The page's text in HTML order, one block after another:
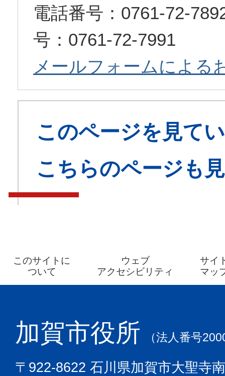
電話番号：0761-72-
号：0761-72-7991
メールフォームによる
このページを見て
こちらのページも
このサイトに
ついて
ウェブ
アクセシビリティ
サイ
マッ
加賀市役所 （法人番号
〒922-8622 石川県加賀市大聖寺